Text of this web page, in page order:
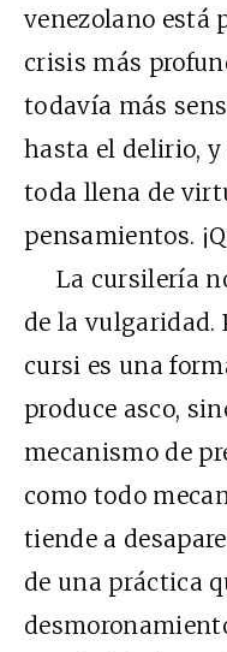
venezolano está
crisis más
todavía más
hasta el delirio,
toda llena de
pensamientos.
La cursilería
de la vulgaridad.
cursi es una
produce asco,
mecanismo de
como todo
tiende a
de una práctica